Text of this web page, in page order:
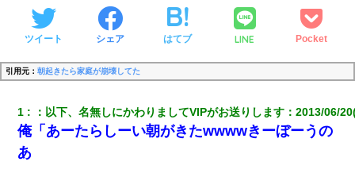
ツイート シェア はてブ LINE Pocket
引用元： 朝起きたら家庭が崩壊してた
1 ： 以下、名無しにかわりましてVIPがお送りします ：2013/06/
俺「あーたらしーい朝がきたwwwwきーぼーうの
あ